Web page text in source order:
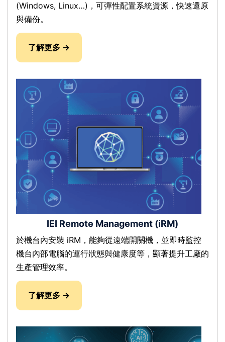
(Windows, Linux…)，可彈性配置系統資源，快速還原
與備份。
了解更多 →
IEI Remote Management (iRM)
於機台內安裝 iRM，能夠從遠端開關機，並即時監控
機台內部電腦的運行狀態與健康度等，顯著提升工廠的
生產管理效率。
了解更多 →